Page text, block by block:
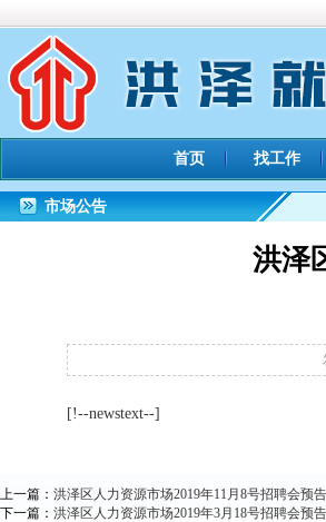
首页 找工作
市场公告
洪泽
[!--newstext--]
上一篇： 洪泽区人力资源市场2019年11月8号招聘会预告
下一篇： 洪泽区人力资源市场2019年3月18号招聘会预告